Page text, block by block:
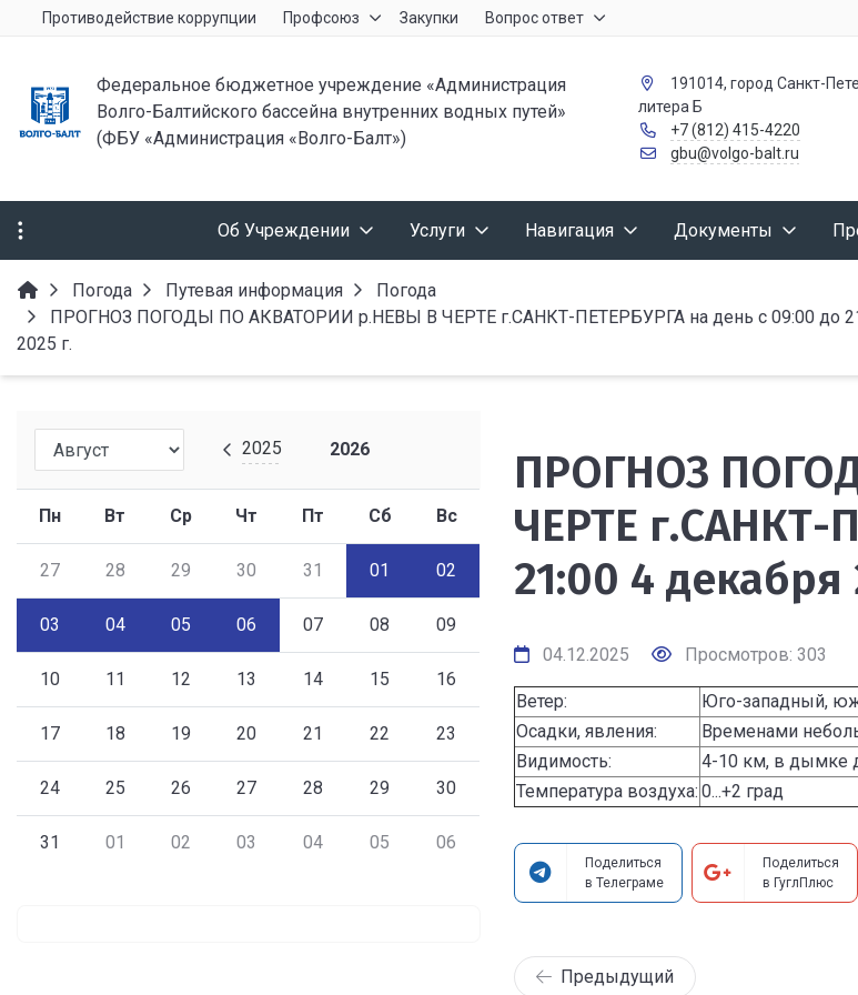
Противодействие коррупции Профсоюз Закупки Вопрос ответ
Федеральное бюджетное учреждение «Администрация
Волго-Балтийского бассейна внутренних водных путей»
(ФБУ «Администрация «Волго-Балт»)
191014, город Санкт-
литера Б
+7 (812) 415-4220
gbu@volgo-balt.ru
Об Учреждении Услуги Навигация Документы
Погода Путевая информация
Погода
ПРОГНОЗ ПОГОДЫ ПО АКВАТОРИИ р.НЕВЫ В ЧЕРТЕ г.САНКТ-ПЕТЕРБУРГА на день с 09:00 до
2025 г.
2025 2026
Пн Вт Ср Чт Пт Сб Вс
27 28 29 30 31 01 02
03 04 05 06 07 08 09
10 11 12 13 14 15 16
17 18 19 20 21 22 23
24 25 26 27 28 29 30
31 01 02 03 04 05 06
ПРОГНОЗ
ЧЕРТЕ г.САНКТ-
21:00 4 декабря
04.12.2025 Просмотров: 303
Ветер:
Юго-западный,
Осадки, явления:
Временами
Видимость:
4-10 км, в дымке
Температура воздуха: 0...+2 град
Поделиться
в Телеграме
Поделиться
в ГуглПлюс
Предыдущий